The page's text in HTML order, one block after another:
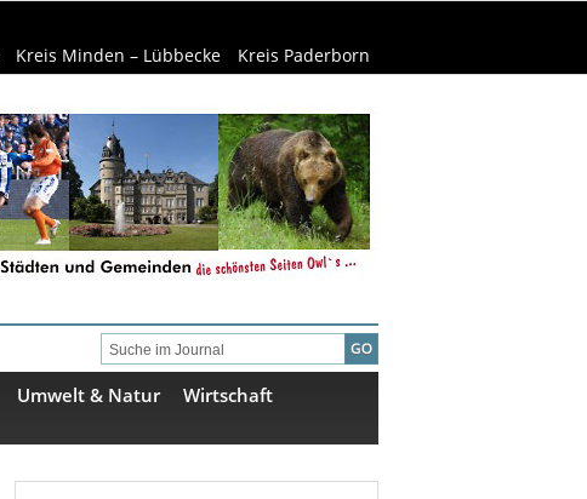
Kreis Minden – Lübbecke Kreis Paderborn
Umwelt & Natur
Wirtschaft